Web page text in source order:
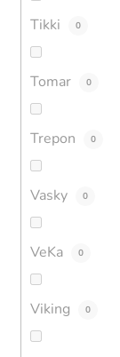
Tikki 0
Tomar 0
Trepon 0
Vasky 0
VeKa 0
Viking 0